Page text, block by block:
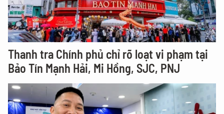
Thanh tra Chính phủ chỉ rõ loạt vi phạm tại
Bảo Tín Mạnh Hải, Mi Hồng, SJC, PNJ